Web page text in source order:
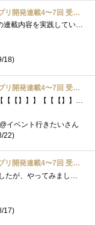
開発連載4〜7回 受講票
こちらのレビューでは以下の連載内容を実践していきます。やってみよう！Kinectアプリ開発-第4回骨格情報の利用http://kinection.jp/post/58やってみよう...
18)
開発連載4〜7回 受講票
【【【】】】【【【】】】【【【】】】【【【】】】【【【】】】*----------*--------*-------*------*-----*----*---*--*-*【【【[[link:やってみよう！Kinectアプ�...
イベント行きたいさん
22)
開発連載4〜7回 受講票
だいぶ遅くなってしまいましたが、やってみました。第４回～第7回レビューです。 第4回骨格情報の利用 http://kinection.jp/post/58 骨格情報を利�...
17)